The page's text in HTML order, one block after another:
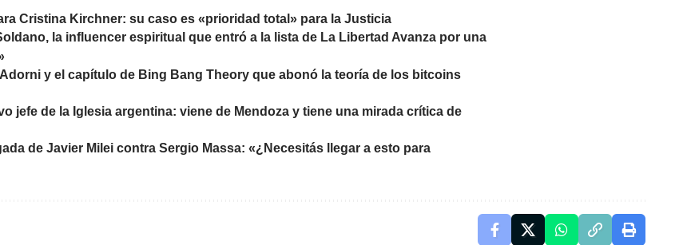
Cristina Kirchner: su caso es «prioridad total» para la Justicia
la influencer espiritual que entró a la lista de La Libertad Avanza por una
y el capítulo de Bing Bang Theory que abonó la teoría de los bitcoins
jefe de la Iglesia argentina: viene de Mendoza y tiene una mirada crítica de
de Javier Milei contra Sergio Massa: «¿Necesitás llegar a esto para